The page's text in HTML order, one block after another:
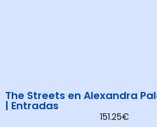
The Streets en Alexandra
| Entradas
151.25€